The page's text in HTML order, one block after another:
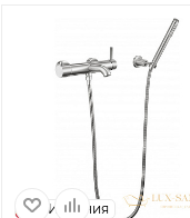
Испания